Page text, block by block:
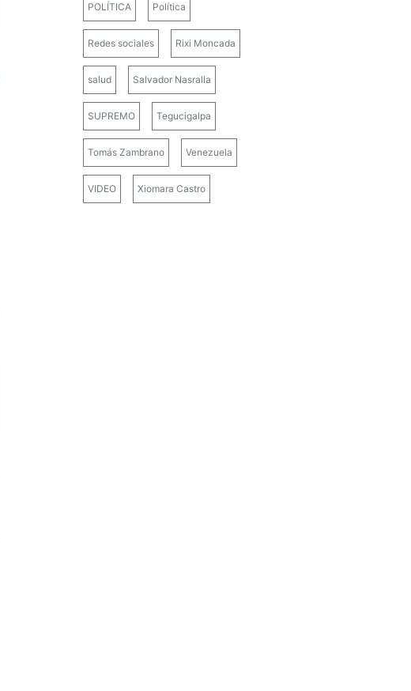
POLÍTICA Política
Redes sociales Rixi Moncada
salud Salvador Nasralla
SUPREMO Tegucigalpa
Tomás Zambrano Venezuela
VIDEO Xiomara Castro